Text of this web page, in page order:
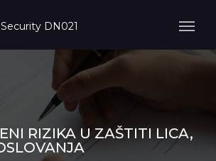
DN021
RIZIKA U ZAŠTITI LICA,